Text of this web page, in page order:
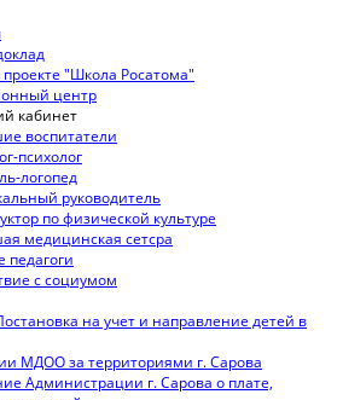
"Школа Росатома"
центр
кабинет
воспитатели
психолог
логопед
руководитель
по физической культуре
медицинская сетсра
педагоги
с социумом
на учет и направление детей в
МДОО за территориями г. Сарова
Администрации г. Сарова о плате,